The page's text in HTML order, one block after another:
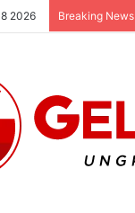
2026 Breaking News